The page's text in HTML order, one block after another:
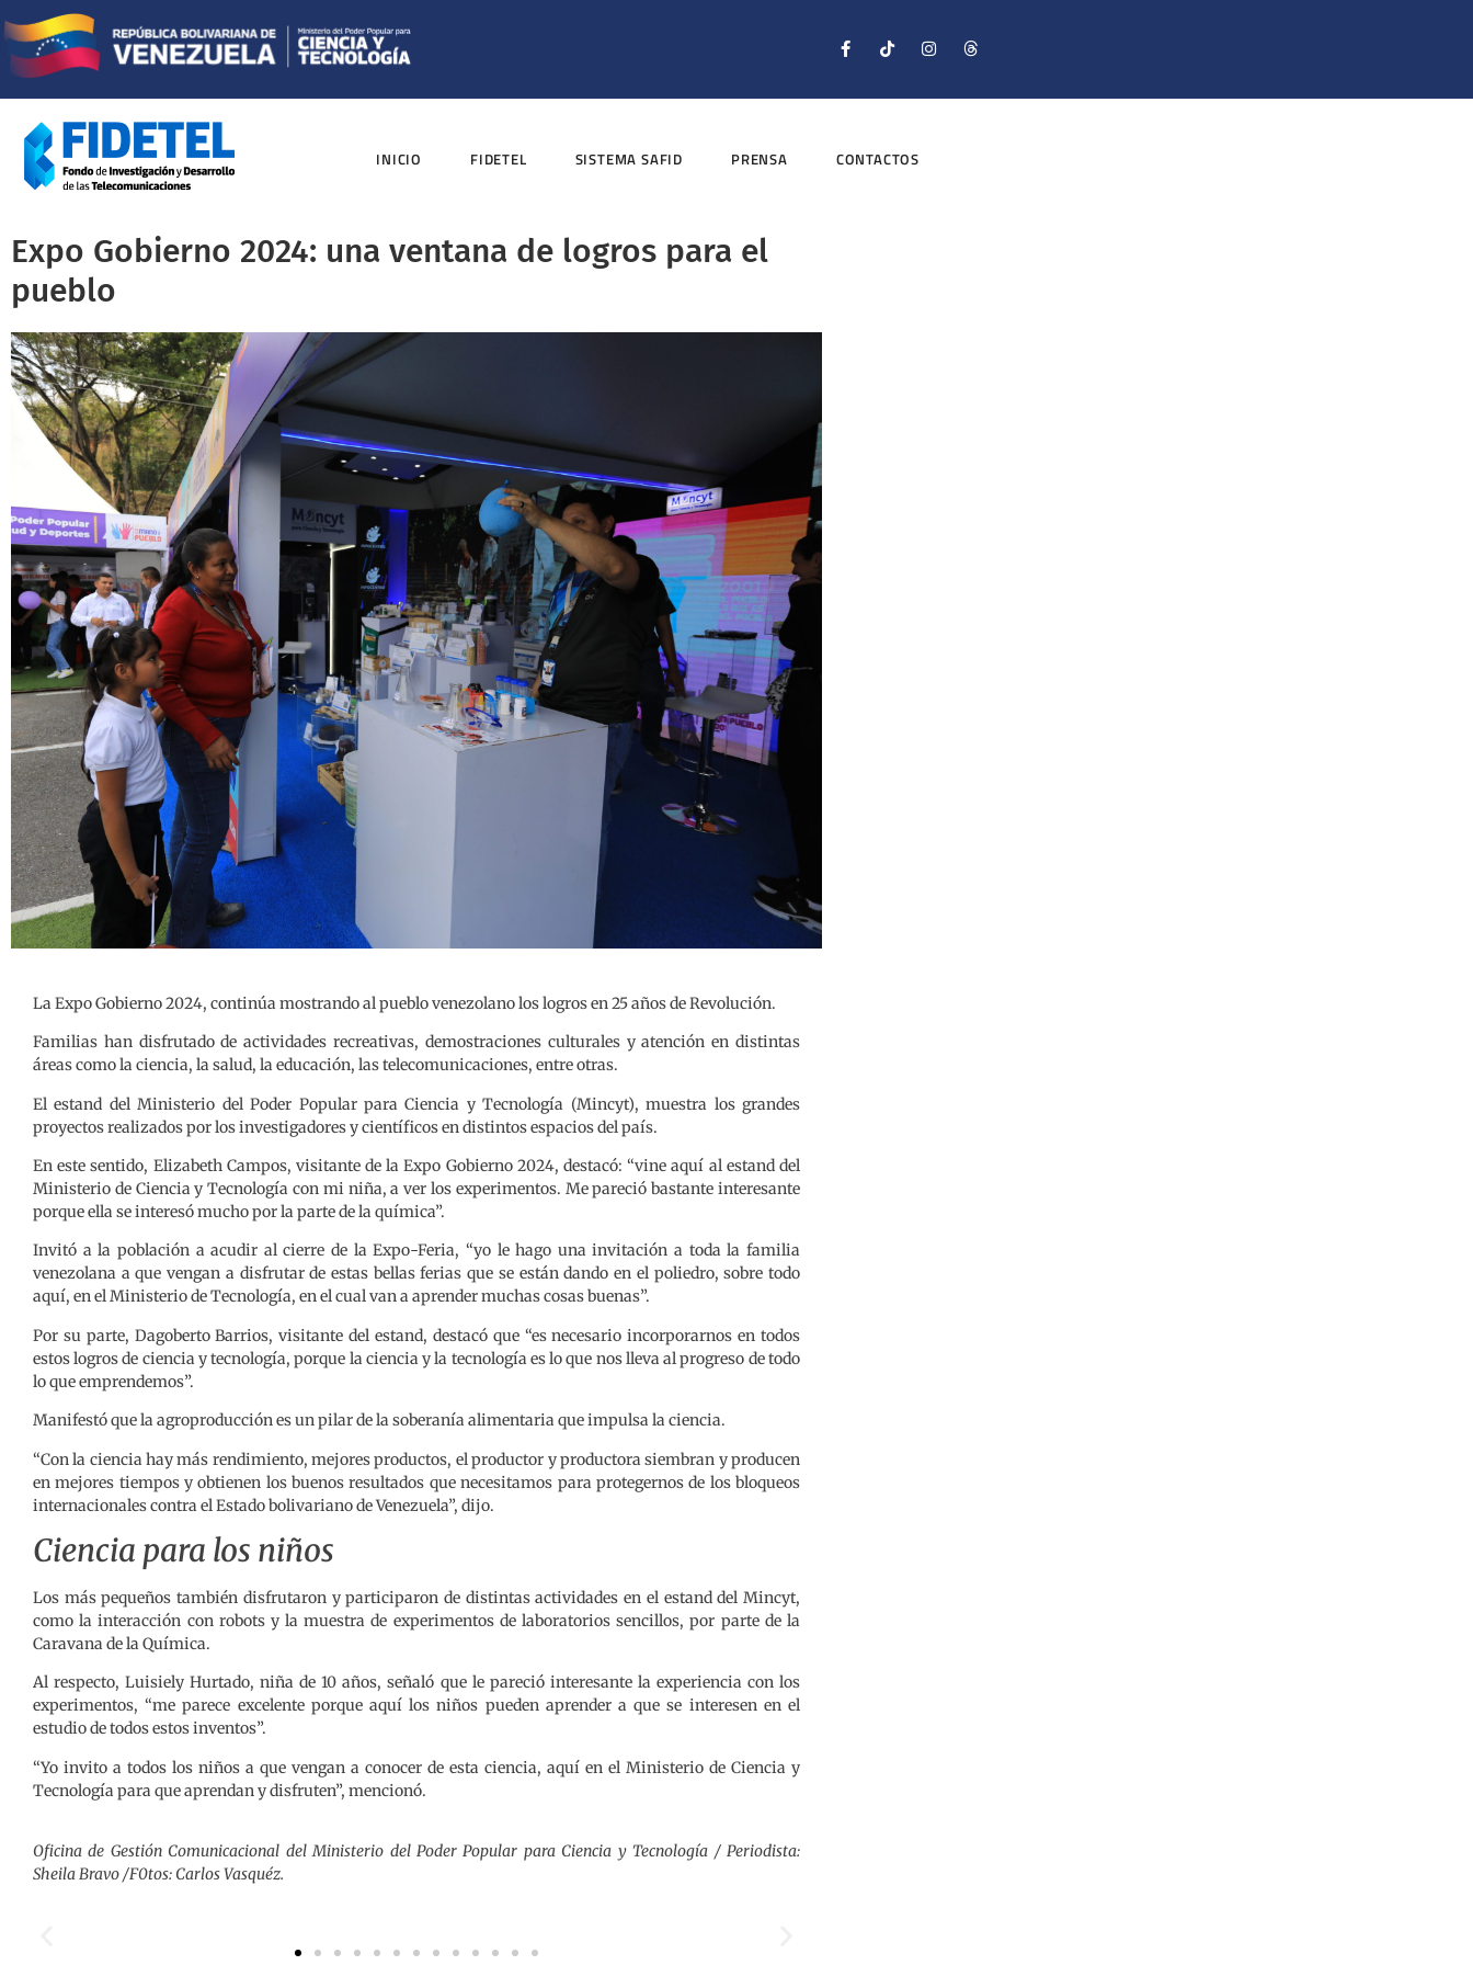
INICIO FIDETEL SISTEMA SAFID PRENSA CONTACTOS
Expo Gobierno 2024: una ventana de logros para el
pueblo
La Expo Gobierno 2024, continúa mostrando al pueblo venezolano los logros en 25 años de Revolución.
Familias han disfrutado de actividades recreativas, demostraciones culturales y atención en distintas
áreas como la ciencia, la salud, la educación, las telecomunicaciones, entre otras.
El estand del Ministerio del Poder Popular para Ciencia y Tecnología (Mincyt), muestra los grandes
proyectos realizados por los investigadores y científicos en distintos espacios del país.
En este sentido, Elizabeth Campos, visitante de la Expo Gobierno 2024, destacó: “vine aquí al estand del
Ministerio de Ciencia y Tecnología con mi niña, a ver los experimentos. Me pareció bastante interesante
porque ella se interesó mucho por la parte de la química”.
Invitó a la población a acudir al cierre de la Expo-Feria, “yo le hago una invitación a toda la familia
venezolana a que vengan a disfrutar de estas bellas ferias que se están dando en el poliedro, sobre todo
aquí, en el Ministerio de Tecnología, en el cual van a aprender muchas cosas buenas”.
Por su parte, Dagoberto Barrios, visitante del estand, destacó que “es necesario incorporarnos en todos
estos logros de ciencia y tecnología, porque la ciencia y la tecnología es lo que nos lleva al progreso de todo
lo que emprendemos”.
Manifestó que la agroproducción es un pilar de la soberanía alimentaria que impulsa la ciencia.
“Con la ciencia hay más rendimiento, mejores productos, el productor y productora siembran y producen
en mejores tiempos y obtienen los buenos resultados que necesitamos para protegernos de los bloqueos
internacionales contra el Estado bolivariano de Venezuela”, dijo.
Ciencia para los niños
Los más pequeños también disfrutaron y participaron de distintas actividades en el estand del Mincyt,
como la interacción con robots y la muestra de experimentos de laboratorios sencillos, por parte de la
Caravana de la Química.
Al respecto, Luisiely Hurtado, niña de 10 años, señaló que le pareció interesante la experiencia con los
experimentos, “me parece excelente porque aquí los niños pueden aprender a que se interesen en el
estudio de todos estos inventos”.
“Yo invito a todos los niños a que vengan a conocer de esta ciencia, aquí en el Ministerio de Ciencia y
Tecnología para que aprendan y disfruten”, mencionó.
Oficina de Gestión Comunicacional del Ministerio del Poder Popular para Ciencia y Tecnología / Periodista:
Sheila Bravo /F0tos: Carlos Vasquéz.